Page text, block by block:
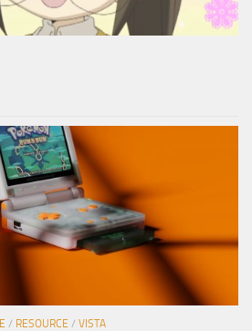
/ RESOURCE / VISTA